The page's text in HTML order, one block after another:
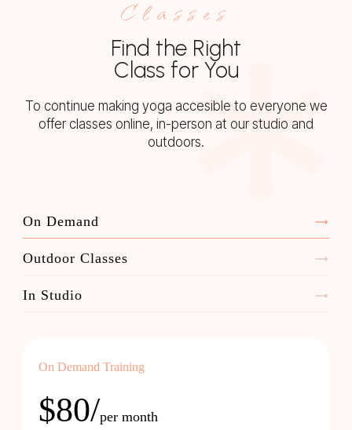
Classes
Find the Right
Class for You
To continue making yoga accesible to everyone we
offer classes online, in-person at our studio and
outdoors.
On Demand
Outdoor Classes
In Studio
On Demand Training
$80/per month